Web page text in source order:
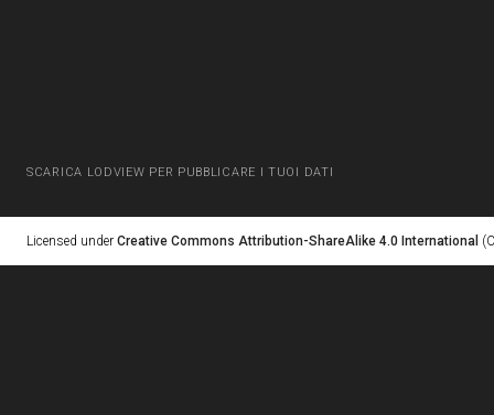
SCARICA LODVIEW PER PUBBLICARE I TUOI DATI
Licensed under Creative Commons Attribution-ShareAlike 4.0 International